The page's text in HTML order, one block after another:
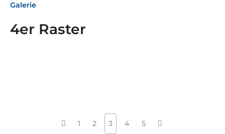
Galerie
4er Raster
1 2 3 4 5